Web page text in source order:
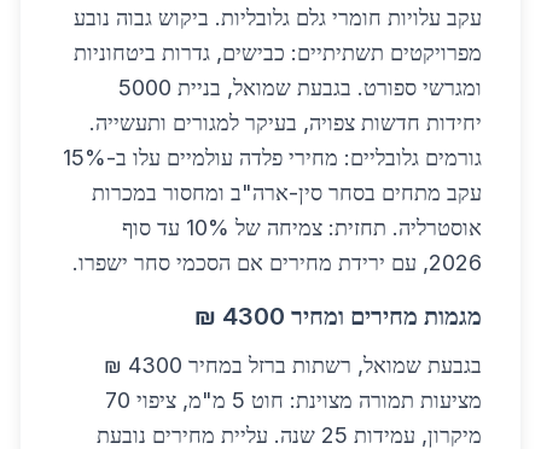
עקב עלויות חומרי גלם גלובליות. ביקוש גבוה נובע
מפרויקטים תשתיתיים: כבישים, גדרות ביטחוניות
ומגרשי ספורט. בגבעת שמואל, בניית 5000
יחידות חדשות צפויה, בעיקר למגורים ותעשייה.
גורמים גלובליים: מחירי פלדה עולמיים עלו ב-15%
עקב מתחים בסחר סין-ארה"ב ומחסור במכרות
אוסטרליה. תחזית: צמיחה של 10% עד סוף
2026, עם ירידת מחירים אם הסכמי סחר ישפרו.
מגמות מחירים ומחיר 4300 ₪
בגבעת שמואל, רשתות ברזל במחיר 4300 ₪
מציעות תמורה מצוינת: חוט 5 מ"מ, ציפוי 70
מיקרון, עמידות 25 שנה. עליית מחירים נובעת